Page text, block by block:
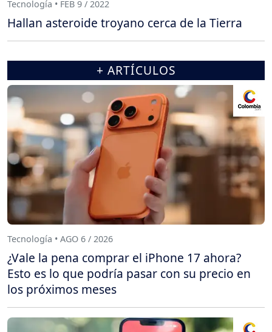
Tecnología • FEB 9 / 2022
Hallan asteroide troyano cerca de la Tierra
+ ARTÍCULOS
Tecnología • AGO 6 / 2026
¿Vale la pena comprar el iPhone 17 ahora?
Esto es lo que podría pasar con su precio en
los próximos meses